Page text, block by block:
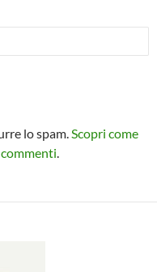
lo spam. Scopri come